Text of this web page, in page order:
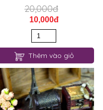
20,000đ
10,000đ
Thêm vào giỏ